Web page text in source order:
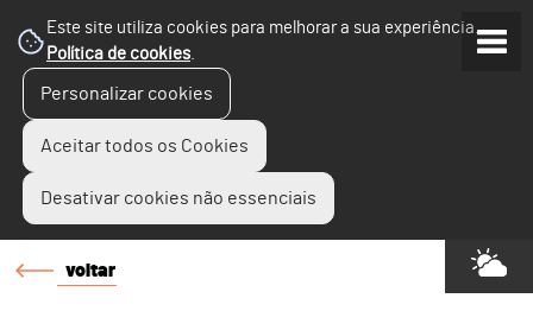
Este site utiliza cookies para melhorar a sua experiência.
Política de cookies.
Personalizar cookies
Aceitar todos os Cookies
Desativar cookies não essenciais
voltar